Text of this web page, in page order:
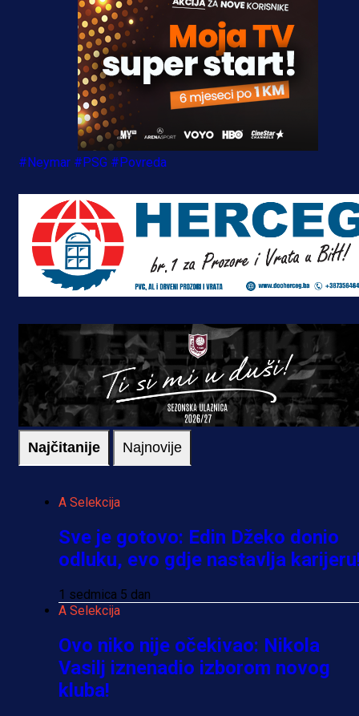
#Neymar #PSG #Povreda
Najčitanije Najnovije
A Selekcija
Sve je gotovo: Edin Džeko donio
odluku, evo gdje nastavlja
1 sedmica 5 dan
A Selekcija
Ovo niko nije očekivao: Nikola
Vasilj iznenadio izborom novog
kluba!